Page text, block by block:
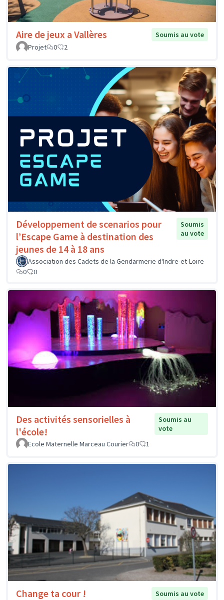
Aire de jeux a Vallères
Soumis au vote
Projet
0 2
Développement de scenarios pour
l’Escape Game à destination des
jeunes de 14 à 18 ans
Soumis
au vote
Association des Cadets de la Gendarmerie d'Indre-et-Loire
0
0
Des activités sensorielles à
l'école!
Soumis au
vote
Ecole Maternelle Marceau Courier
0 1
Change ta cour !
Soumis au vote